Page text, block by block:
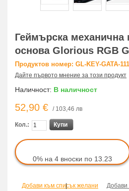
Геймърска механична
основа Glorious RGB
Продуктов номер: GL-KEY-GATA-
Дайте първото мнение за този продукт
Наличност: В наличност
52,90 € / 103,46 лв
Кол.: Купи
0% на 4 вноски по 13.23
Добави към списък желани
| Добави